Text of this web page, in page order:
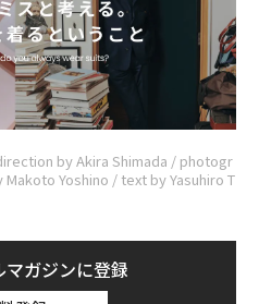
by Akira Shimada / photogr
Yoshino / text by Yasuhiro T
ガジンに登録